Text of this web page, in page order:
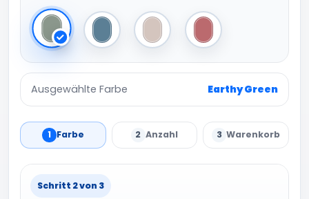
Earthy GreenSmoke Blue Stone Antique Pink
Ausgewählte Farbe Earthy Green
1 Farbe 2 Anzahl 3 Warenkorb
Schritt 2 von 3